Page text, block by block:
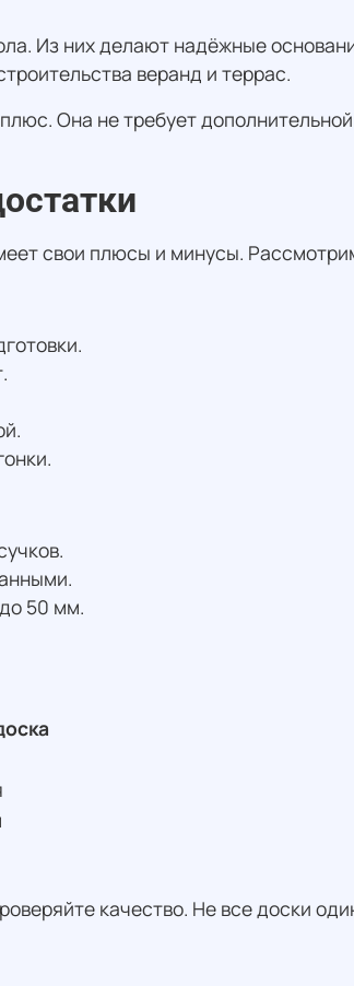
Из них делают надёжные
веранд и террас.
Она не требует
свои плюсы и минусы.
50 мм.
качество. Не все доски